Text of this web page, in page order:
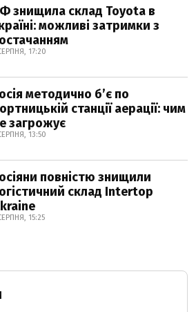
знищила склад Toyota в
можливі затримки з
17:20
методично б’є по
станції аерації: чим
загрожує
13:50
повністю знищили
склад Intertop
15:25